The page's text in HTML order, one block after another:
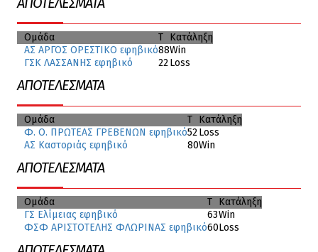
Ομάδα T Κατάληξη
ΑΣ ΑΡΓΟΣ ΟΡΕΣΤΙΚΟ εφηβικό88Win
ΓΣΚ ΛΑΣΣΑΝΗΣ εφηβικό
22Loss
ΑΠΟΤΕΛΈΣΜΑΤΑ
Ομάδα T Κατάληξη
Φ. Ο. ΠΡΩΤΕΑΣ ΓΡΕΒΕΝΩΝ εφηβικό52Loss
ΑΣ Καστοριάς εφηβικό
80Win
ΑΠΟΤΕΛΈΣΜΑΤΑ
Ομάδα T Κατάληξη
ΓΣ Ελίμειας εφηβικό
63Win
ΦΣΦ ΑΡΙΣΤΟΤΕΛΗΣ ΦΛΩΡΙΝΑΣ εφηβικό60Loss